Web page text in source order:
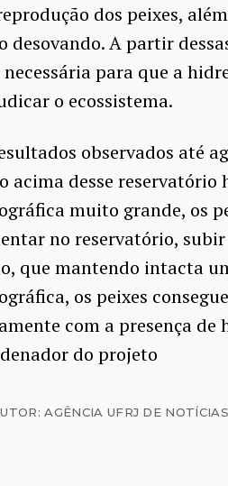
dos peixes,
desovando. A partir
necessária para que a
o ecossistema.
observados até
acima desse reservatório
muito grande, os
no reservatório, subir
que mantendo intacta
os peixes
com a presença de
do projeto
AGÊNCIA UFRJ DE